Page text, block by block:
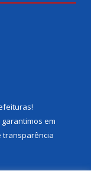
!
em
transparência